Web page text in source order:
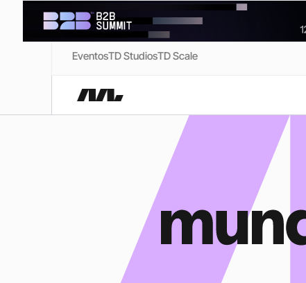
EventosTD StudiosTD Scale